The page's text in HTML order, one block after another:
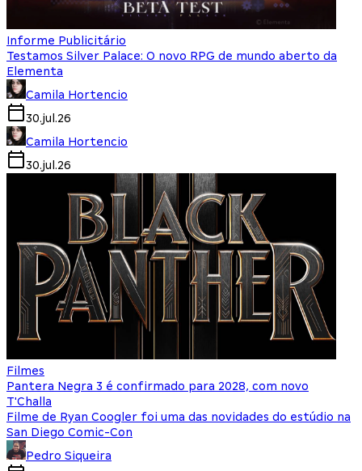
Informe Publicitário
Testamos Silver Palace: O novo RPG de mundo aberto da
Elementa
Camila Hortencio
30.jul.26
Camila Hortencio
30.jul.26
Filmes
Pantera Negra 3 é confirmado para 2028, com novo
T'Challa
Filme de Ryan Coogler foi uma das novidades do estúdio na
San Diego Comic-Con
Pedro Siqueira